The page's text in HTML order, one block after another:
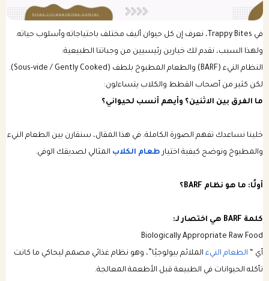
بكجات التوفير الشهرية للكلاب
باقات الرعاية الصحية للكلب
وجبات طبيعية نيء للقطط
بكجات التوفير الشهرية للقطط
باقات الرعاية الصحية للقطط
في Trappy Bites، نعرف إن كل حيوان أليف مختلف باحتياجاته وأسلوب حياته.
ولهذا السبب، نقدم لك خيارين رئيسيين من وجباتنا الطبيعية:
النظام النيء (BARF) والطعام المطبوخ بلطف (Sous-vide / Gently Cooked).
لكن كثير من أصحاب القطط والكلاب يتساءلون:
ما الفرق بين الاثنين؟ وأيهم أنسب لحيواني؟
خلينا نساعدك تفهم الصورة الكاملة. في هذا المقال، سنقارن بين الطعام النيء
والمطبوخ ونوضح كيفية اختيار طعام الكلابالمثالي لصديقك الوفي.
أولًا: ما هو نظام BARF؟
كلمة BARF هي اختصار لـ:
Biologically Appropriate Raw Food
أي “
الطعام النيء الملائم بيولوجيًا”، وهو نظام غذائي مصمم ليحاكي ما كانت
تأكله الحيوانات في الطبيعة قبل الأطعمة المعالجة.